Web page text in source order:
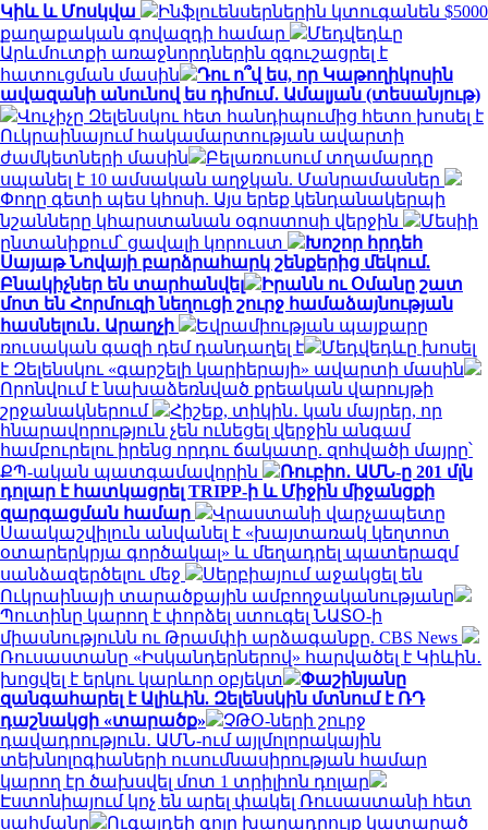
Կիև և Մոսկվա
Ինֆլուենսերներին կտուգանեն $5000
քաղաքական գովազդի համար
Մեդվեդևը
Արևմուտքի առաջնորդներին զգուշացրել է
հատուցման մասին
Դու ո՞վ ես, որ Կաթողիկոսին
ավազանի անունով ես դիմում․ Ամալյան (տեսանյութ)
Վուչիչը Զելենսկու հետ հանդիպումից հետո խոսել է
Ուկրաինայում հակամարտության ավարտի
ժամկետների մասին
Բելառուսում տղամարդը
սպանել է 10 ամսական աղջկան. Մանրամասներ
Փողը գետի պես կհոսի. Այս երեք կենդանակերպի
նշանները կհարստանան օգոստոսի վերջին
Մեսիի
ընտանիքում՝ ցավալի կորուստ
Խոշոր հրդեհ
Սայաթ Նովայի բարձրահարկ շենքերից մեկում.
Բնակիչներ են տարհանվել
Իրանն ու Օմանը շատ
մոտ են Հորմուզի նեղուցի շուրջ համաձայնության
հասնելուն․ Արաղչի
Եվրամիության պայքարը
ռուսական գազի դեմ դանդաղել է
Մեդվեդևը խոսել
է Զելենսկու «գարշելի կարիերայի» ավարտի մասին
Որոնվում է նախաձեռնված քրեական վարույթի
շրջանակներում
Հիշեք, տիկին․ կան մայրեր, որ
հնարավորություն չեն ունեցել վերջին անգամ
համբուրելու իրենց որդու ճակատը. զոհվածի մայրը՝
ՔՊ-ական պատգամավորին
Ռուբիո․ ԱՄՆ-ը 201 մլն
դոլար է հատկացրել TRIPP-ի և Միջին միջանցքի
զարգացման համար
Վրաստանի վարչապետը
Սաակաշվիլուն անվանել է «խայտառակ կեղտոտ
օտարերկրյա գործակալ» և մեղադրել պատերազմ
սանձազերծելու մեջ
Սերբիայում աջակցել են
Ուկրաինայի տարածքային ամբողջականությանը
Պուտինը կարող է փորձել ստուգել ՆԱՏՕ-ի
միասնությունն ու Թրամփի արձագանքը. CBS News
Ռուսաստանը «Իսկանդերներով» հարվածել է Կիևին․
խոցվել է երկու կարևոր օբյեկտ
Փաշինյանը
զանգահարել է Ալիևին. Զելենսկին մտնում է ՌԴ
դաշնակցի «տարածք»
ՉԹՕ-ների շուրջ
դավադրություն․ ԱՄՆ-ում այլմոլորակային
տեխնոլոգիաների ուսումնասիրության համար
կարող էր ծախսվել մոտ 1 տրիլիոն դոլար
Էստոնիայում կոչ են արել փակել Ռուսաստանի հետ
սահմանը
Ուգալդեի գոլը խաղադրույք կատարած